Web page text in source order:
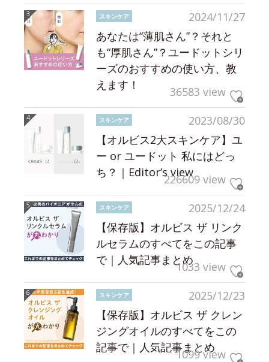
2024/11/27
スキンケア
あなたは“薄肌さん”？それと
も“厚肌さん”？ユードットシリ
ーズのおすすめの使い方、教
えます！
36583 view
2023/08/30
スキンケア
【オルビス2大スキンケア】ユ
ー or ユードット 私にはどっ
ち？｜Editor’s view226609 view
2025/12/24
スキンケア
【保存版】オルビス ザ リンク
ルセラムのすべてをこの記事
で｜人気記事まとめ1033 view
2025/12/23
スキンケア
【保存版】オルビス ザ クレン
ジングオイルのすべてをこの
記事で｜人気記事まとめ
1099 view